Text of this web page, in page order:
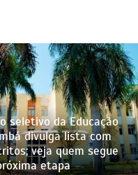
seletivo da Educação
divulga lista com
veja quem segue
etapa